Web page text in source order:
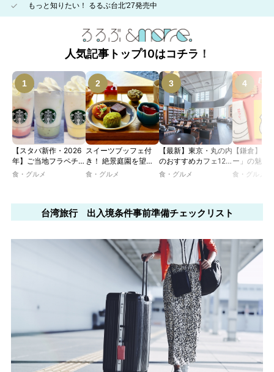
もっと知りたい！ るるぶ台北'27発売中
人気記事トップ10はコチラ！
【スタバ新作・2026
年】ご当地フラペチー
ノが新登場！ 地域と
JIMOTO
PROGRAM」が青
森・群馬・沖縄で始
食・グルメ
スイーツブッフェ付
き！ 絶景庭園を望む
ホテルレストランで味
ツトレンドVol.105】
食・グルメ
【最新】東京・丸の内
のおすすめカフェ12
選｜ひとりでゆったり
るカフェ、優雅なホテ
ルラウンジまで！
食・グルメ
【鎌倉】「
ー」の魅力
説！ 定番商
食・グルメ
台湾旅行 出入境条件事前準備チェックリスト